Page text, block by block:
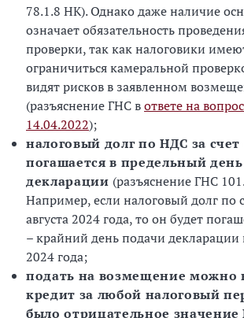
78.1.8 НК). Однако даже наличие
означает обязательность
проверки, так как налоговики
ограничиться камеральной
видят рисков в заявленном
(разъяснение ГНС вответе на
14.04.2022);
налоговый долг по НДС за
погашается в предельный
декларации (разъяснение ГНС
Например, если налоговый долг по
августа 2024 года, то он будет
– крайний день подачи
2024 года;
подать на возмещение можно
кредит за любой налоговый
было отрицательное